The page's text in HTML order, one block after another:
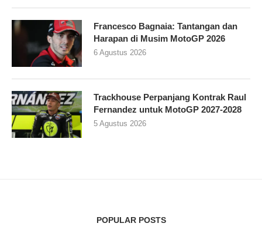
Francesco Bagnaia: Tantangan dan
Harapan di Musim MotoGP 2026
6 Agustus 2026
Trackhouse Perpanjang Kontrak Raul
Fernandez untuk MotoGP 2027-2028
5 Agustus 2026
POPULAR POSTS